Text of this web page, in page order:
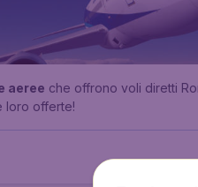
aeree che offrono voli diretti
loro offerte!